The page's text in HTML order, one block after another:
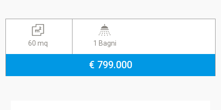
60 mq 1 Bagni
€ 799.000